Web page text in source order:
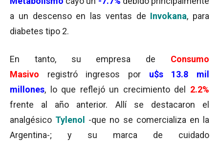
a un descenso en las ventas de Invokana, para
diabetes tipo 2.
En tanto, su empresa de Consumo
Masivo registró ingresos por u$s 13.8 mil
millones, lo que reflejó un crecimiento del 2.2%
frente al año anterior. Allí se destacaron el
analgésico Tylenol
-que no se comercializa en la
Argentina-; y su marca de cuidado